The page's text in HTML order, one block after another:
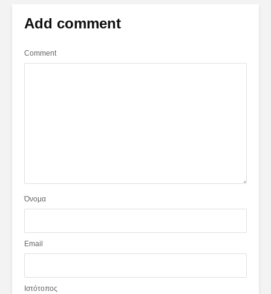
Add comment
Comment
Όνομα
Email
Ιστότοπος